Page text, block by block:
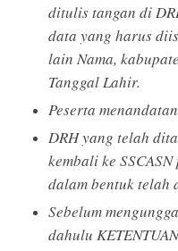
ditulis tangan di
data yang harus
lain Nama,
Tanggal Lahir.
Peserta
DRH yang telah
kembali ke
dalam bentuk telah
Sebelum
dahulu